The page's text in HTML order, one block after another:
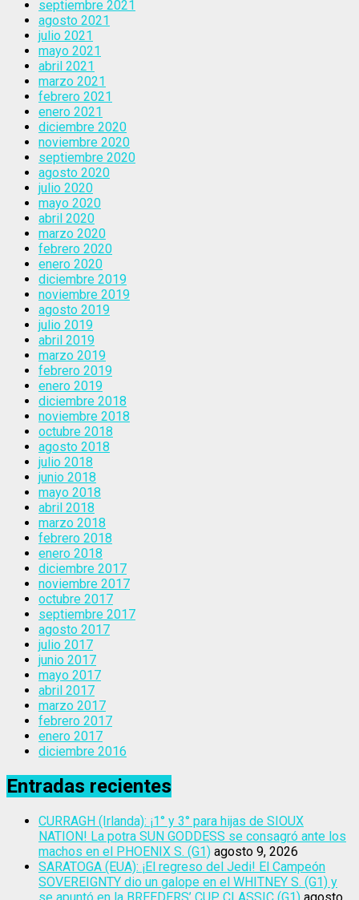
septiembre 2021
agosto 2021
julio 2021
mayo 2021
abril 2021
marzo 2021
febrero 2021
enero 2021
diciembre 2020
noviembre 2020
septiembre 2020
agosto 2020
julio 2020
mayo 2020
abril 2020
marzo 2020
febrero 2020
enero 2020
diciembre 2019
noviembre 2019
agosto 2019
julio 2019
abril 2019
marzo 2019
febrero 2019
enero 2019
diciembre 2018
noviembre 2018
octubre 2018
agosto 2018
julio 2018
junio 2018
mayo 2018
abril 2018
marzo 2018
febrero 2018
enero 2018
diciembre 2017
noviembre 2017
octubre 2017
septiembre 2017
agosto 2017
julio 2017
junio 2017
mayo 2017
abril 2017
marzo 2017
febrero 2017
enero 2017
diciembre 2016
Entradas recientes
CURRAGH (Irlanda): ¡1° y 3° para hijas de SIOUX
NATION! La potra SUN GODDESS se consagró ante los
machos en el PHOENIX S. (G1) agosto 9, 2026
SARATOGA (EUA): ¡El regreso del Jedi! El Campeón
SOVEREIGNTY dio un galope en el WHITNEY S. (G1) y
se apuntó en la BREEDERS’ CUP CLASSIC (G1) agosto